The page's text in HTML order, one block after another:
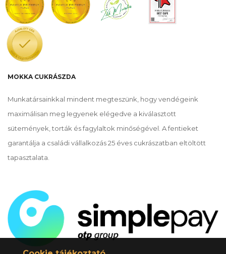
MOKKA CUKRÁSZDA
Munkatársainkkal mindent megteszünk, hogy vendégeink
maximálisan meg legyenek elégedve a kiválasztott
sütemények, torták és fagylaltok minőségével. A fentieket
garantálja a családi vállalkozás 25 éves cukrászatban eltöltött
tapasztalata.